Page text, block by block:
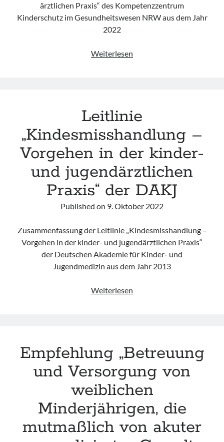
ärztlichen Praxis“ des Kompetenzzentrum
Kinderschutz im Gesundheitswesen NRW aus dem Jahr
2022
Weiterlesen
Praxis“
des
KKG
Leitlinie
„Kindesmisshandlung –
Vorgehen in der kinder-
und jugendärztlichen
Praxis“ der DAKJ
Published on 9. Oktober 2022
Zusammenfassung der Leitlinie „Kindesmisshandlung –
Vorgehen in der kinder- und jugendärztlichen Praxis“
der Deutschen Akademie für Kinder- und
Jugendmedizin aus dem Jahr 2013
Weiterlesen
der
kinder-
und
jugendärztlichen
Praxis“
der
Empfehlung „Betreuung
und Versorgung von
weiblichen
Minderjährigen, die
mutmaßlich von akuter